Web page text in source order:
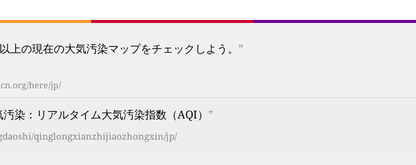
の現在の大気汚染マップをチェックしよう。 ”
here/jp/
染：リアルタイム大気汚染指数（AQI） ”
qinglongxianzhijiaozhongxin/jp/